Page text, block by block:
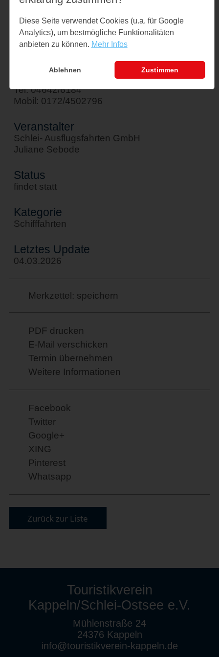
24376 Kappeln
↪ Google Maps öffnen
Kontakt
sebode@schlei-ausflugsfahrten.de
Tel: 04642/6184
Mobil: 0172/4502796
Veranstalter
Schlei- Ausflugsfahrten GmbH
Juliane Sebode
Status
findet statt
Kategorie
Schifffahrten
Letztes Update
04.03.2026
Merkzettel: speichern
PDF drucken
E-Mail verschicken
Termin übernehmen
Weitere Informationen
Facebook
Twitter
Google+
XING
Pinterest
Whatsapp
Zurück zur Liste
Touristikverein
Kappeln/Schlei-Ostsee e.V.
Mühlenstraße 24
24376 Kappeln
info@touristikverein-kappeln.de
Diese Seite verwendet Cookies (u.a. für Google
Analytics), um bestmögliche Funktionalitäten
anbieten zu können. Mehr Infos
Ablehnen Zustimmen